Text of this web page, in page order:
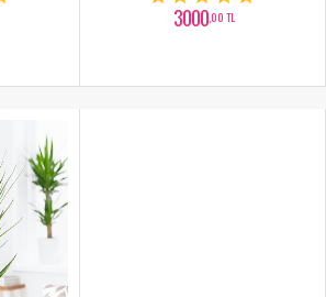
3000,00 TL